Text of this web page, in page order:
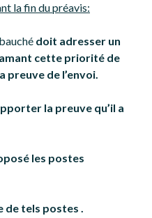
la fin du préavis:
doit adresser un
cette priorité de
preuve de l’envoi.
la preuve qu’il a
les postes
de tels postes .